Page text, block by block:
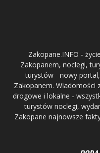
Zakopane.INFO -
Zakopanem, noclegi,
turystów - nowy
Zakopanem. Wiadomości
drogowe i lokalne -
turystów noclegi,
Zakopane najnowsze